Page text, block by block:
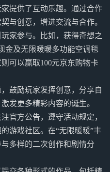
提供了互动乐趣。通过合作
与创意，增进交流与合作。
家参与。比如，获得奇想之
金及无限暖暖多功能空调毯
可以赢取100元京东购物卡
鼓励玩家发挥创意，分享自
发更多精彩内容的诞生。
官方公告，遵守活动规定，
游戏社区。在“无限暖暖”丰
多样的二次创作和剧情分